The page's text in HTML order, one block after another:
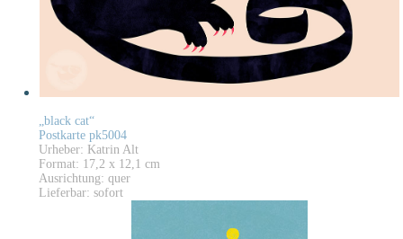
„black cat“
Postkarte pk5004
Urheber: Katrin Alt
Format: 17,2 x 12,1 cm
Ausrichtung: quer
Lieferbar: sofort